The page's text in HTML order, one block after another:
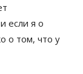
если я о
о том, что у